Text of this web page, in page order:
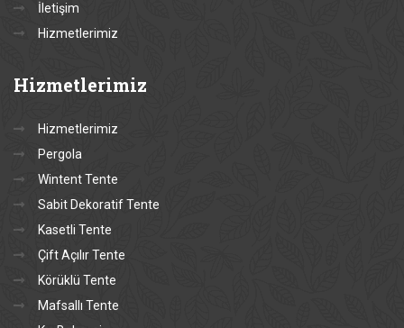
İletişim
Hizmetlerimiz
Hizmetlerimiz
Hizmetlerimiz
Pergola
Wintent Tente
Sabit Dekoratif Tente
Kasetli Tente
Çift Açılır Tente
Körüklü Tente
Mafsallı Tente